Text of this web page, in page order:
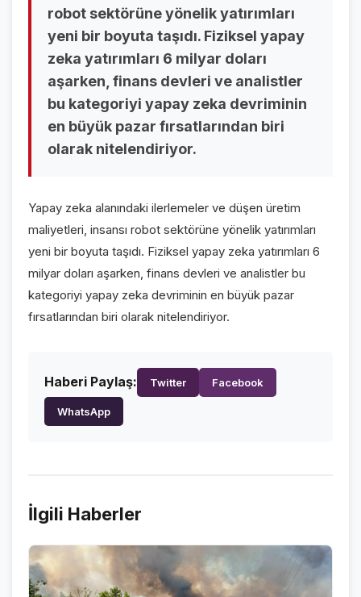
VİDEO GALERİ
FOTO GALERİ
KURUMSAL
HAKKIMIZDA
robot sektörüne yönelik yatırımları
yeni bir boyuta taşıdı. Fiziksel yapay
zeka yatırımları 6 milyar doları
aşarken, finans devleri ve analistler
bu kategoriyi yapay zeka devriminin
en büyük pazar fırsatlarından biri
olarak nitelendiriyor.
Yapay zeka alanındaki ilerlemeler ve düşen üretim
maliyetleri, insansı robot sektörüne yönelik yatırımları
yeni bir boyuta taşıdı. Fiziksel yapay zeka yatırımları 6
milyar doları aşarken, finans devleri ve analistler bu
kategoriyi yapay zeka devriminin en büyük pazar
fırsatlarından biri olarak nitelendiriyor.
Haberi Paylaş: Twitter Facebook
WhatsApp
İlgili Haberler